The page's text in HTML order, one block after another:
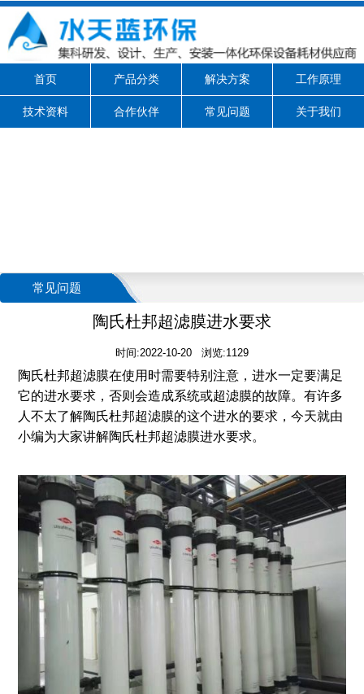
首页 产品分类 解决方案 工作原理
技术资料 合作伙伴 常见问题 关于我们
常见问题
陶氏杜邦超滤膜进水要求
时间:2022-10-20 浏览:1129
陶氏杜邦超滤膜在使用时需要特别注意，进水一定要满足
它的进水要求，否则会造成系统或超滤膜的故障。有许多
人不太了解陶氏杜邦超滤膜的这个进水的要求，今天就由
小编为大家讲解陶氏杜邦超滤膜进水要求。